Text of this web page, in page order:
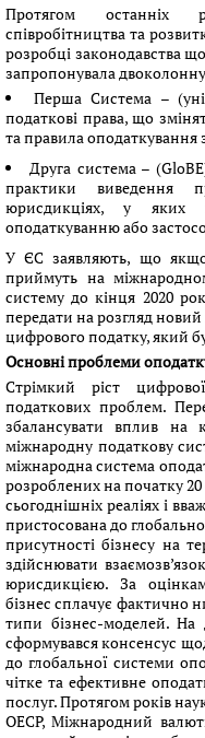
Протягом останніх
співробітництва та
розробці законодавства
запропонувала
Перша Система –
податкові права, що
та правила оподаткування
Друга система –
практики виведення
юрисдикціях, у яких
оподаткуванню або
У ЄС заявляють, що
приймуть на
систему до кінця 2020
передати на розгляд
цифрового податку, який
Основні проблеми
Стрімкий ріст
податкових проблем.
збалансувати вплив на
міжнародну податкову
міжнародна система
розроблених на початку
сьогоднішніх реаліях і
пристосована до
присутності бізнесу на
здійснювати
юрисдикцією. За
бізнес сплачує фактично
типи бізнес-моделей. На
сформувався консенсус
до глобальної системи
чітке та ефективне
послуг. Протягом років
ОЕСР, Міжнародний